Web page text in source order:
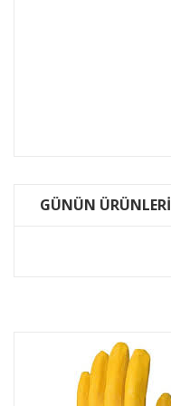
GÜNÜN ÜRÜNLERİ